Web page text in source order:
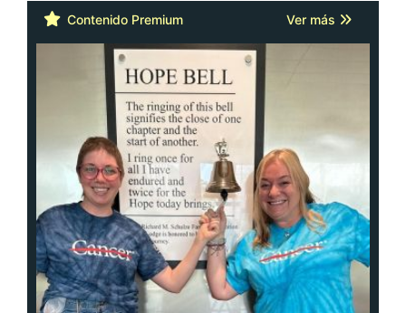
Contenido Premium Ver más